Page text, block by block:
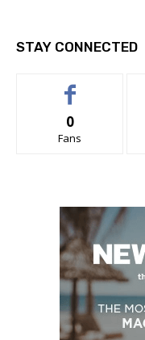
STAY CONNECTED
0
Fans